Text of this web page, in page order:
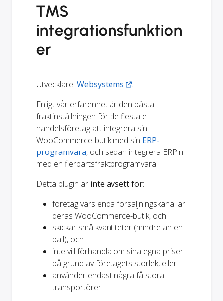
TMS
integrationsfunktion
er
Utvecklare: Websystems
.
Enligt vår erfarenhet är den bästa
fraktinställningen för de flesta e-
handelsföretag att integrera sin
WooCommerce-butik med sin ERP-
programvara, och sedan integrera ERP:n
med en flerpartsfraktprogramvara.
Detta plugin är inte avsett för:
företag vars enda försäljningskanal är
deras WooCommerce-butik, och
skickar små kvantiteter (mindre än en
pall), och
inte vill förhandla om sina egna priser
på grund av företagets storlek, eller
använder endast några få stora
transportörer.